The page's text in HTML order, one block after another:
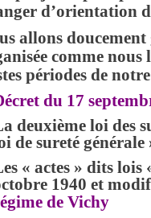
d’orientation
allons doucement
comme nous
périodes de
du 17
deuxième loi des
de sureté générale
« actes » dits lois
1940 et
de Vichy